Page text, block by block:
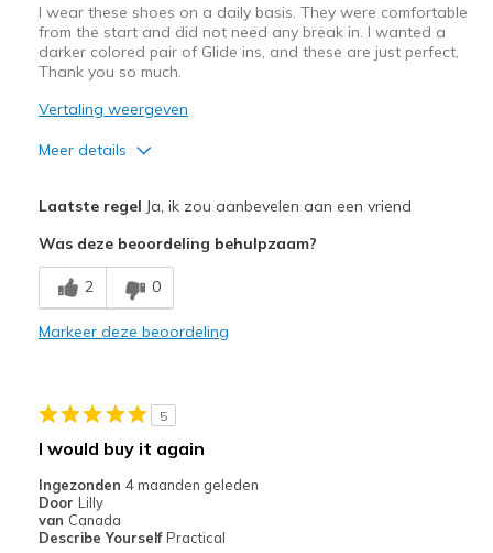
I wear these shoes on a daily basis. They were comfortable
from the start and did not need any break in. I wanted a
darker colored pair of Glide ins, and these are just perfect,
Thank you so much.
Vertaling weergeven
Meer details
Breathe Well
Comfortable
Going Out
Laatste regel Ja, ik zou aanbevelen aan een vriend
Was deze beoordeling behulpzaam?
2 0
Markeer deze beoordeling
5
I would buy it again
Ingezonden 4 maanden geleden
Door Lilly
van Canada
Describe Yourself Practical